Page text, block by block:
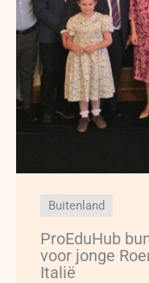
Buitenland
ProEduHub
voor jonge
Italië